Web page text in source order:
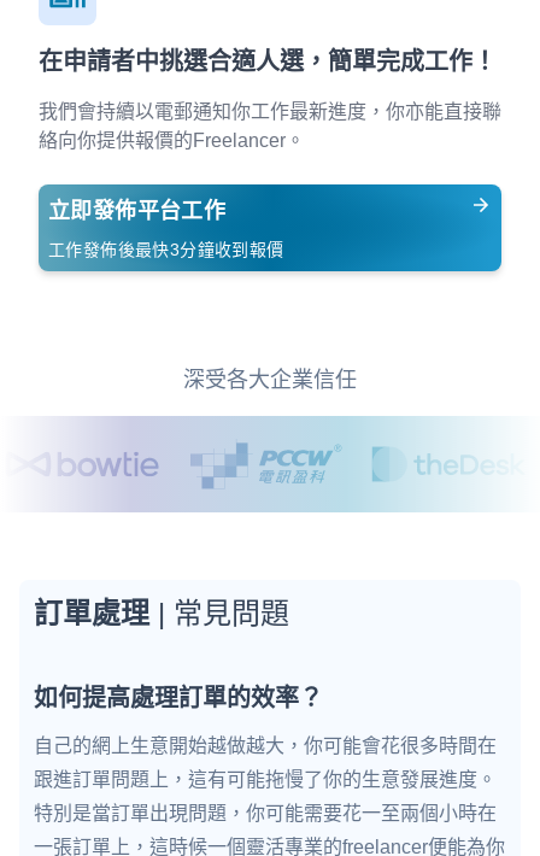
在申請者中挑選合適人選，簡單完成工作！
我們會持續以電郵通知你工作最新進度，你亦能直接聯
絡向你提供報價的Freelancer。
立即發佈平台工作
工作發佈後最快3分鐘收到報價
深受各大企業信任
訂單處理 | 常見問題
如何提高處理訂單的效率？
自己的網上生意開始越做越大，你可能會花很多時間在
跟進訂單問題上，這有可能拖慢了你的生意發展進度。
特別是當訂單出現問題，你可能需要花一至兩個小時在
一張訂單上，這時候一個靈活專業的freelancer便能為你